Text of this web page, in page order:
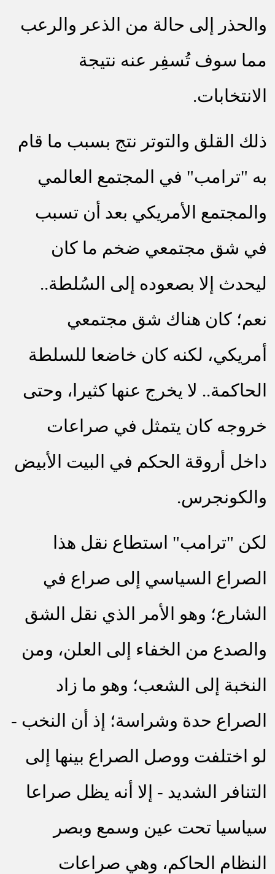
والحذر إلى حالة من الذعر والرعب
مما سوف تُسفِر عنه نتيجة
الانتخابات.
ذلك القلق والتوتر نتج بسبب ما قام
به "ترامب" في المجتمع العالمي
والمجتمع الأمريكي بعد أن تسبب
في شق مجتمعي ضخم ما كان
ليحدث إلا بصعوده إلى السُلطة..
نعم؛ كان هناك شق مجتمعي
أمريكي، لكنه كان خاضعا للسلطة
الحاكمة.. لا يخرج عنها كثيرا، وحتى
خروجه كان يتمثل في صراعات
داخل أروقة الحكم في البيت الأبيض
والكونجرس.
لكن "ترامب" استطاع نقل هذا
الصراع السياسي إلى صراع في
الشارع؛ وهو الأمر الذي نقل الشق
والصدع من الخفاء إلى العلن، ومن
النخبة إلى الشعب؛ وهو ما زاد
الصراع حدة وشراسة؛ إذ أن النخب -
لو اختلفت ووصل الصراع بينها إلى
التنافر الشديد - إلا أنه يظل صراعا
سياسيا تحت عين وسمع وبصر
النظام الحاكم، وهي صراعات